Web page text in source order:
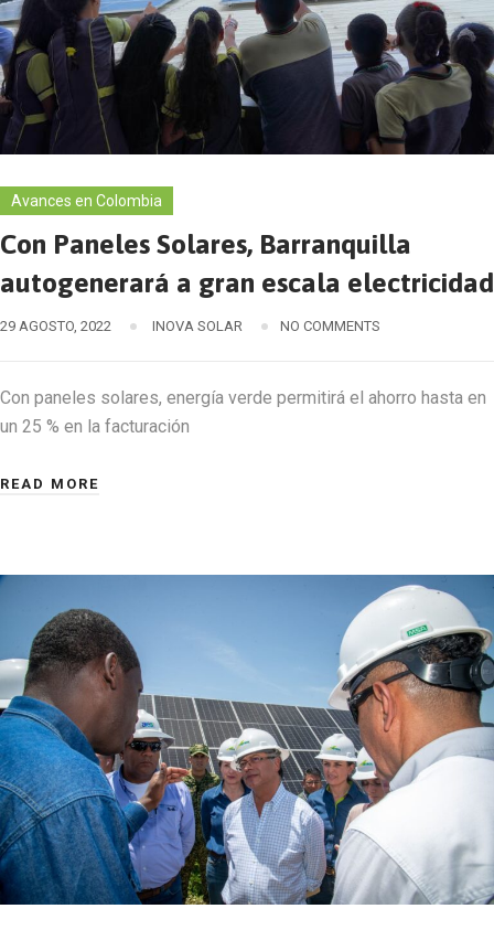
Avances en Colombia
Con Paneles Solares, Barranquilla
autogenerará a gran escala electricidad
29 AGOSTO, 2022 INOVA SOLAR NO COMMENTS
Con paneles solares, energía verde permitirá el ahorro hasta en
un 25 % en la facturación
READ MORE